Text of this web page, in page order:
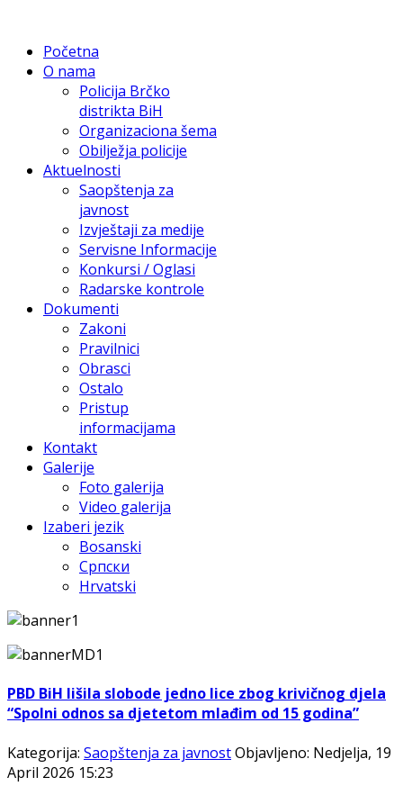
Početna
O nama
Policija Brčko
distrikta BiH
Organizaciona šema
Obilježja policije
Aktuelnosti
Saopštenja za
javnost
Izvještaji za medije
Servisne Informacije
Konkursi / Oglasi
Radarske kontrole
Dokumenti
Zakoni
Pravilnici
Obrasci
Ostalo
Pristup
informacijama
Kontakt
Galerije
Foto galerija
Video galerija
Izaberi jezik
Bosanski
Српски
Hrvatski
PBD BiH lišila slobode jedno lice zbog krivičnog djela
“Spolni odnos sa djetetom mlađim od 15 godina”
Kategorija: Saopštenja za javnostObjavljeno: Nedjelja, 19
April 2026 15:23